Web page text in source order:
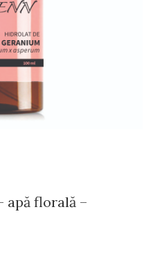
apă florală –